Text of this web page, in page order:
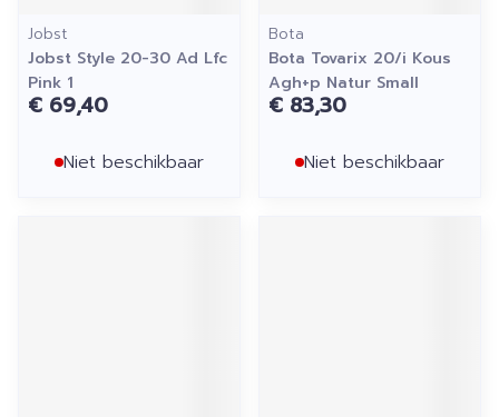
Jobst
Jobst Style 20-30 Ad Lfc
Pink 1
€ 69,40
Niet beschikbaar
Bota
Bota Tovarix 20/i Kous
Agh+p Natur Small
€ 83,30
Niet beschikbaar